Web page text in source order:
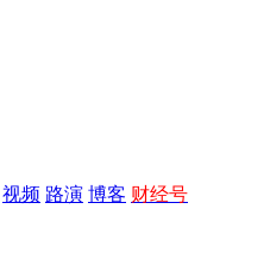
视频 路演 博客 财经号